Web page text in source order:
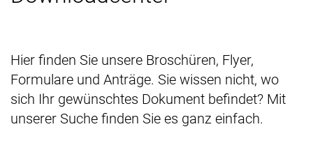
Hier finden Sie unsere Broschüren, Flyer,
Formulare und Anträge. Sie wissen nicht, wo
sich Ihr gewünschtes Dokument befindet? Mit
unserer Suche finden Sie es ganz einfach.